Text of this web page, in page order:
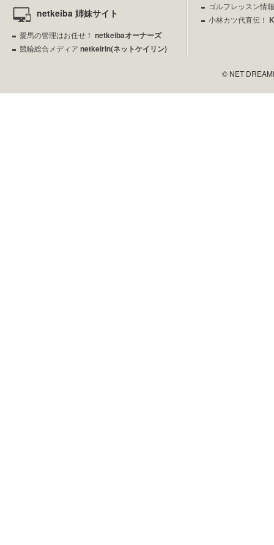
netkeiba 姉妹サイト
愛馬の管理はお任せ！ netkeibaオーナーズ
競輪総合メディア netkeirin(ネットケイリン)
ゴルフレッスン情
小林カツ代直伝！
© NET